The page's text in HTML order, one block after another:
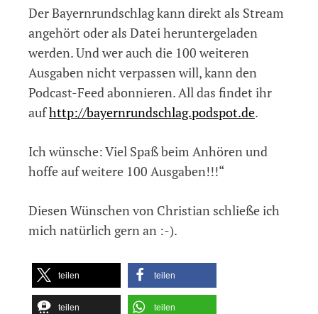
Der Bayernrundschlag kann direkt als Stream
angehört oder als Datei heruntergeladen
werden. Und wer auch die 100 weiteren
Ausgaben nicht verpassen will, kann den
Podcast-Feed abonnieren. All das findet ihr
aufhttp://bayernrundschlag.podspot.de.
Ich wünsche: Viel Spaß beim Anhören und
hoffe auf weitere 100 Ausgaben!!!“
Diesen Wünschen von Christian schließe ich
mich natürlich gern an :-).
teilen teilen
teilen teilen